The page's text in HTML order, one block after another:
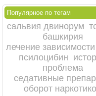
Популярное по тегам
сальвия двинорум
башкирия
лечение зависимости
псилоцибин
проблема
седативные
оборот